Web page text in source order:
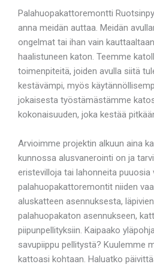
Palahuopakattoremontti
anna meidän auttaa. Meidän
ongelmat tai ihan vain
haalistuneen katon. Teemme
toimenpiteitä, joiden avulla siitä
kestävämpi, myös
jokaisesta työstämästämme
kokonaisuuden, joka kestää
Arvioimme projektin alkuun aina
kunnossa alusvanerointi on ja
eristevilloja tai lahonneita puuosia
palahuopakattoremontit niiden
aluskatteen asennuksesta,
palahuopakaton asennukseen,
piipunpellityksiin. Kaipaako
savupiippu pellitystä? Kuulemme
kattoasi kohtaan. Haluatko